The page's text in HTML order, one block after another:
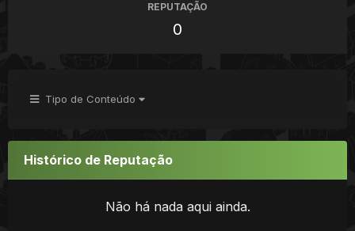
REPUTAÇÃO
0
Tipo de Conteúdo
Histórico de Reputação
Não há nada aqui ainda.